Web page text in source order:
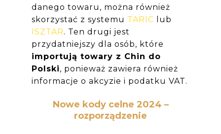
danego towaru, można również
skorzystać z systemu TARIC
lub
ISZTAR. Ten drugi jest
przydatniejszy dla osób, które
importują towary z Chin do
Polski, ponieważ zawiera również
informacje o akcyzie i podatku VAT.
Nowe kody celne 2024 –
rozporządzenie